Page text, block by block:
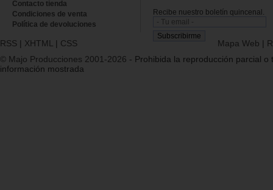
Contacto tienda
Condiciones de venta
Política de devoluciones
Recibe nuestro boletín quincenal.
RSS | XHTML | CSS Mapa Web |
© Majo Producciones 2001-2026 - Prohibida la reproducción parcial o
información mostrada